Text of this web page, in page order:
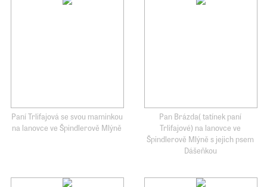
Paní Trlifajová se svou maminkou
na lanovce ve Špindlerově Mlýně
Pan Brázda( tatínek paní
Trlifajové) na lanovce ve
Špindlerově Mlýně s jejich psem
Dášeňkou